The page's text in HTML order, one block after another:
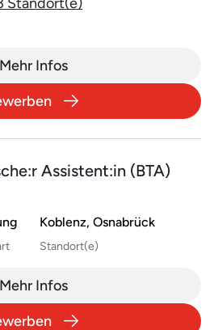
Mehr Infos
Assistent:in (BTA)
Koblenz, Osnabrück
Standort(e)
Mehr Infos